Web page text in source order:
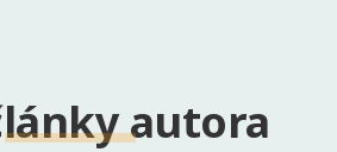
autora